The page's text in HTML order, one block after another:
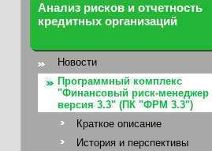
Анализ рисков и отчетность
кредитных организаций
Новости
Программный комплекс
"Финансовый риск-менеджер
версия 3.3" (ПК "ФРМ 3.3")
Краткое описание
История и перспективы